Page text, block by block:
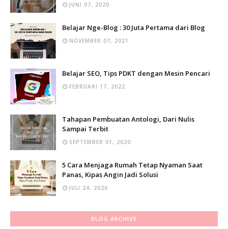
JUNI 07, 2020
Belajar Nge-Blog : 30 Juta Pertama dari Blog
NOVEMBER 07, 2021
Belajar SEO, Tips PDKT dengan Mesin Pencari
FEBRUARI 17, 2022
Tahapan Pembuatan Antologi, Dari Nulis
Sampai Terbit
SEPTEMBER 01, 2020
5 Cara Menjaga Rumah Tetap Nyaman Saat
Panas, Kipas Angin Jadi Solusi
JULI 24, 2026
BLOG ARCHIVE